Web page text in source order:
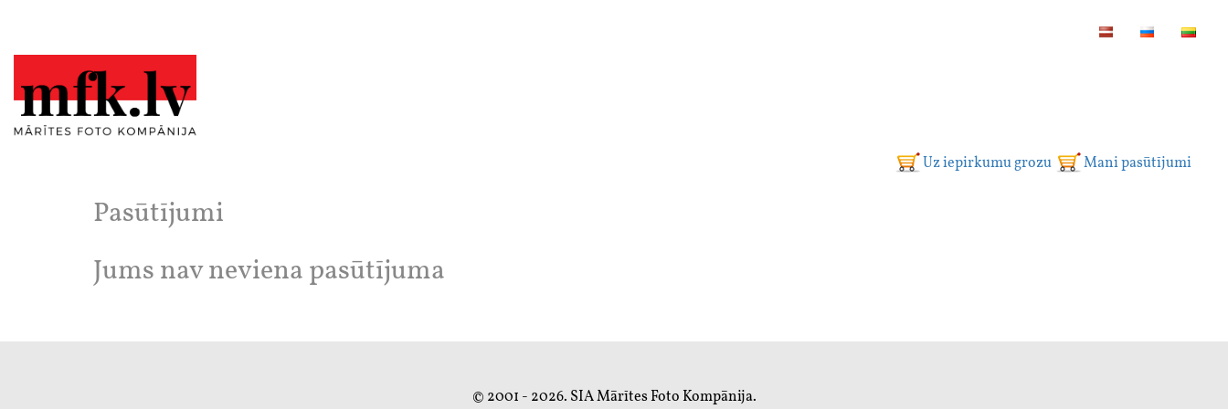
Uz iepirkumu grozu Mani pasūtījumi
Pasūtījumi
Jums nav neviena pasūtījuma
© 2001 - 2026. SIA Mārītes Foto Kompānija.